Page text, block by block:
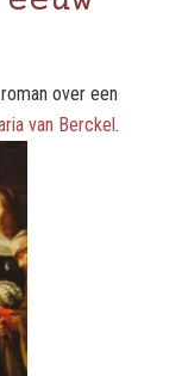
over een
van Berckel.